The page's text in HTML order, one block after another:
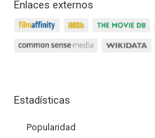
Enlaces externos
Estadísticas
Popularidad